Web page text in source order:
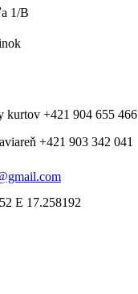
1/B
kurtov +421 904 655 466
+421 903 342 041
E 17.258192